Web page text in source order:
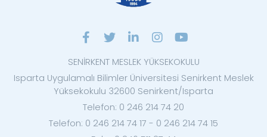
SENİRKENT MESLEK YÜKSEKOKULU
Isparta Uygulamalı Bilimler Üniversitesi Senirkent Meslek
Yüksekokulu 32600 Senirkent/Isparta
Telefon: 0 246 214 74 20
Telefon: 0 246 214 74 17 - 0 246 214 74 15